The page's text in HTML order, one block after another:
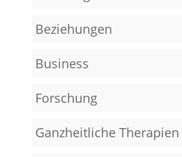
Beziehungen
Business
Forschung
Ganzheitliche Therapien